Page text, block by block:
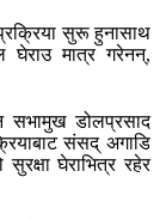
सुरू हुनासाथ
घेराउ मात्र गरेनन्,
सभामुख डोलप्रसाद
संसद् अगाडि
घेराभित्र रहेर